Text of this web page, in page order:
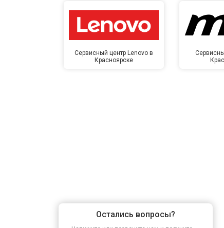
Сервисный центр Lenovo в
Красноярске
Остались вопросы?